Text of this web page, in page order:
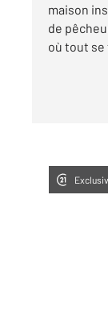
maison
de
où tout se